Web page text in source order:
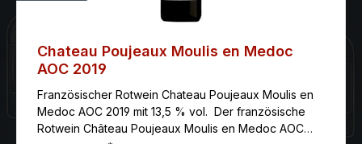
Chateau Poujeaux Moulis en Medoc
AOC 2019
Französischer Rotwein Chateau Poujeaux Moulis en
Medoc AOC 2019 mit 13,5 % vol. Der französische
Rotwein Château Poujeaux Moulis en Medoc AOC